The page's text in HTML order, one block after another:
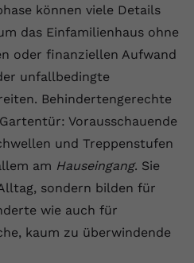
können viele Details
das Einfamilienhaus ohne
oder finanziellen Aufwand
unfallbedingte
Behindertengerechte
Vorausschauende
und Treppenstufen
am Hauseingang. Sie
sondern bilden für
wie auch für
kaum zu überwindende
YouTube-Videos und
anonyme statistische Daten.